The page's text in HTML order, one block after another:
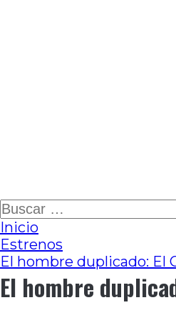
Ir
al
contenido
Buscar:
Inicio
Estrenos
El hombre duplicado: El
El hombre